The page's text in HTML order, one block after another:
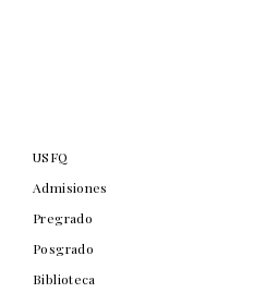
USFQ
Admisiones
Pregrado
Posgrado
Biblioteca